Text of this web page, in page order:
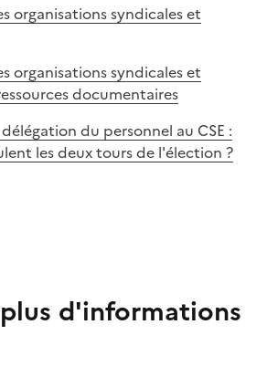
organisations syndicales et
organisations syndicales et
documentaires
du personnel au CSE :
les deux tours de l'élection ?
d'informations